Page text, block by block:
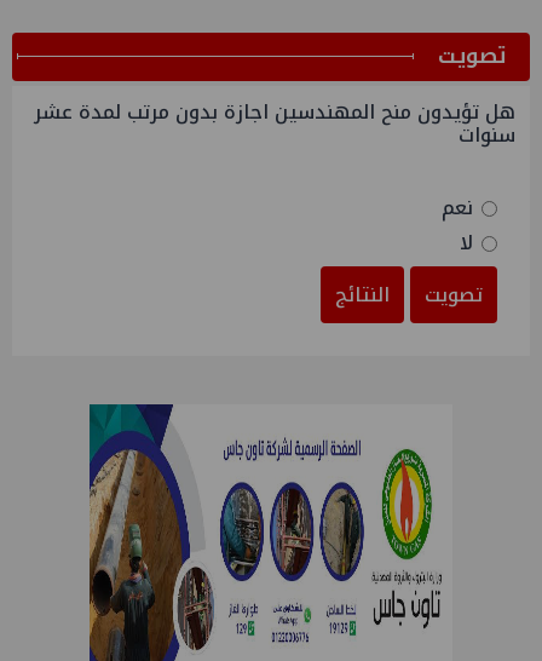
ﺗﺼﻮﻳﺖ
هل تؤيدون منح المهندسين اجازة بدون مرتب لمدة عشر
سنوات
نعم
لا
تصويت
النتائج